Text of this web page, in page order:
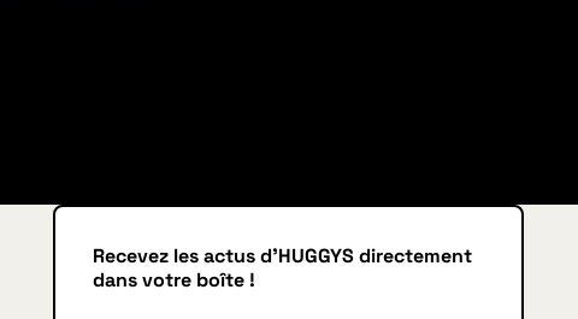
Recevez les actus d'HUGGYS directement
dans votre boîte !